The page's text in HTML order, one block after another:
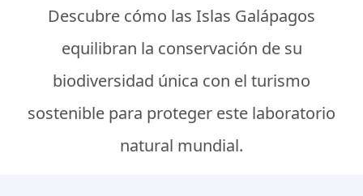
Descubre cómo las Islas Galápagos
equilibran la conservación de su
biodiversidad única con el turismo
sostenible para proteger este laboratorio
natural mundial.